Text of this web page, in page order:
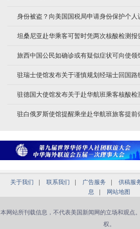
身份被盗？向美国国税局申请身份保护个人
坦桑尼亚赴华乘客可暂时凭两次核酸检测报
旅西中国公民如确诊或有疑似症状可向使领
驻瑞士使馆发布关于谨慎规划经瑞士回国路
驻德国大使馆发布关于赴华航班乘客核酸检
驻白俄罗斯使馆提醒乘坐赴华航班旅客提前
关于我们 联系我们 广告服务 供稿服
息
网站地图
本网站所刊载信息，不代表美国新闻网的立场和观点
权。